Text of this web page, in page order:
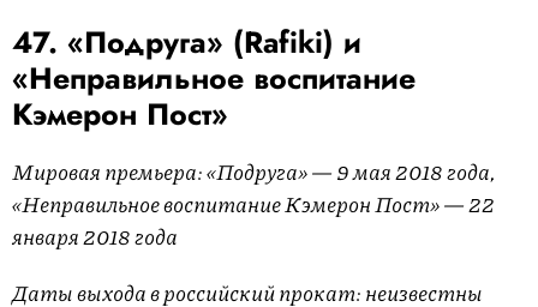
47. «Подруга» (Rafiki) и
«Неправильное воспитание
Кэмерон Пост»
Мировая премьера: «Подруга» — 9 мая 2018 года,
«Неправильное воспитание Кэмерон Пост» — 22
января 2018 года
Даты выхода в российский прокат: неизвестны